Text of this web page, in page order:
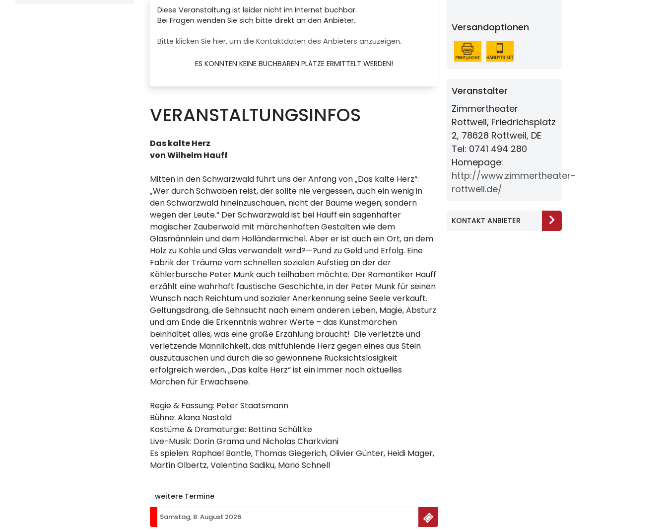
Diese Veranstaltung ist leider nicht im Internet buchbar.
Bei Fragen wenden Sie sich bitte direkt an den Anbieter.
Bitte klicken Sie hier, um die Kontaktdaten des Anbieters anzuzeigen.
ES KONNTEN KEINE BUCHBAREN PLÄTZE ERMITTELT WERDEN!
VERANSTALTUNGSINFOS
Das kalte Herz
von Wilhelm Hauff
Mitten in den Schwarzwald führt uns der Anfang von „Das kalte Herz“:
„Wer durch Schwaben reist, der sollte nie vergessen, auch ein wenig in
den Schwarzwald hineinzuschauen, nicht der Bäume wegen, sondern
wegen der Leute.“ Der Schwarzwald ist bei Hauff ein sagenhafter
magischer Zauberwald mit märchenhaften Gestalten wie dem
Glasmännlein und dem Holländermichel. Aber er ist auch ein Ort, an dem
Holz zu Kohle und Glas verwandelt wird?—?und zu Geld und Erfolg. Eine
Fabrik der Träume vom schnellen sozialen Aufstieg an der der
Köhlerbursche Peter Munk auch teilhaben möchte. Der Romantiker Hauff
erzählt eine wahrhaft faustische Geschichte, in der Peter Munk für seinen
Wunsch nach Reichtum und sozialer Anerkennung seine Seele verkauft.
Geltungsdrang, die Sehnsucht nach einem anderen Leben, Magie, Absturz
und am Ende die Erkenntnis wahrer Werte – das Kunstmärchen
beinhaltet alles, was eine große Erzählung braucht! Die verletzte und
verletzende Männlichkeit, das mitfühlende Herz gegen eines aus Stein
auszutauschen und durch die so gewonnene Rücksichtslosigkeit
erfolgreich werden, „Das kalte Herz“ ist ein immer noch aktuelles
Märchen für Erwachsene.
Regie & Fassung: Peter Staatsmann
Bühne: Alana Nastold
Kostüme & Dramaturgie: Bettina Schültke
Live-Musik: Dorin Grama und Nicholas Charkviani
Es spielen: Raphael Bantle, Thomas Giegerich, Olivier Günter, Heidi Mager,
Martin Olbertz, Valentina Sadiku, Mario Schnell
weitere Termine
Samstag, 8. August 2026
Versandoptionen
Veranstalter
Zimmertheater
Rottweil, Friedrichsplatz
2, 78628 Rottweil, DE
Tel: 0741 494 280
Homepage:
http://www.zimmertheater-
rottweil.de/
KONTAKT ANBIETER